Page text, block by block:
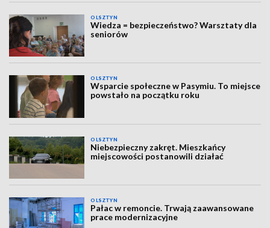
OLSZTYN
Wiedza = bezpieczeństwo? Warsztaty dla
seniorów
OLSZTYN
Wsparcie społeczne w Pasymiu. To miejsce
powstało na początku roku
OLSZTYN
Niebezpieczny zakręt. Mieszkańcy
miejscowości postanowili działać
OLSZTYN
Pałac w remoncie. Trwają zaawansowane
prace modernizacyjne